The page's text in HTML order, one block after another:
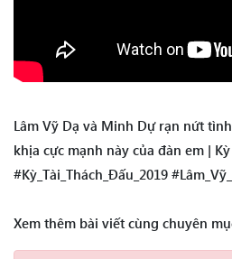
Lâm Vỹ Dạ và Minh Dự rạn nứt
khịa cực mạnh này của đàn em |
#Kỳ_Tài_Thách_Đấu_2019
Xem thêm bài viết cùng chuyên